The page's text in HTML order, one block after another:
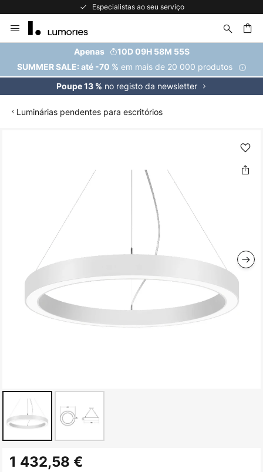
Especialistas ao seu serviço
para
Conteúdo
Apenas
10D 09H 58M 55S
SUMMER SALE: até -70 % em mais de 20 000 produtos
Poupe 13 % no registo da newsletter
Luminárias pendentes para escritórios
para
1 432,58 €